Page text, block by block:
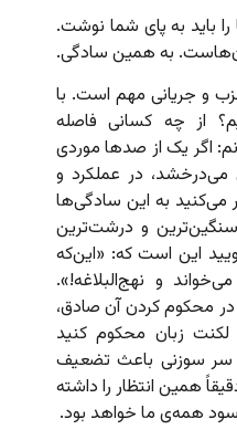
باید به پای شما نوشت.
به همین سادگی.
و جریانی مهم است. با
از چه کسانی فاصله
اگر یک از صدها موردی
می‌درخشد، در عملکرد و
می‌کنید به این سادگی‌ها
و درشت‌ترین
این است که: «این‌که
و نهج‌البلاغه!».
محکوم کردن آن صادق،
زبان محکوم کنید
سر سوزنی باعث تضعیف
همین انتظار را داشته
همه‌ی ما خواهد بود.